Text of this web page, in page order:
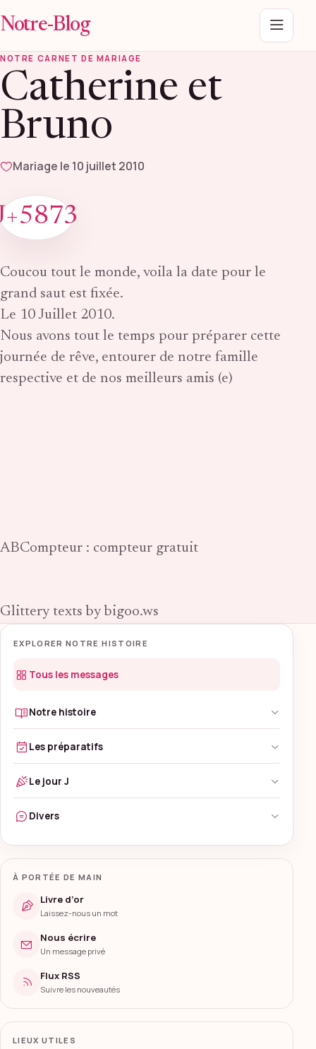
Notre-Blog Menu
NOTRE CARNET DE MARIAGE
Catherine et
Bruno
Mariage le 10 juillet 2010
Coucou tout le monde, voila la date pour le
grand saut est fixée.
Le 10 Juillet 2010.
Nous avons tout le temps pour préparer cette
journée de rêve, entourer de notre famille
respective et de nos meilleurs amis (e)
ABCompteur : compteur gratuit
Glittery texts by bigoo.ws
EXPLORER NOTRE HISTOIRE
Tous les messages
Notre histoire
Les préparatifs
Le jour J
Divers
À PORTÉE DE MAIN
Livre d’or
Laissez-nous un mot
Nous écrire
Un message privé
Flux RSS
Suivre les nouveautés
LIEUX UTILES